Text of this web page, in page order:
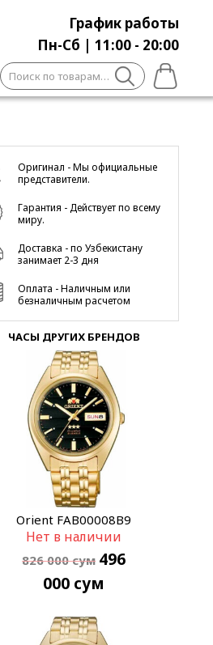
График работы
Пн-Сб | 11:00 - 20:00
Искать:
Оригинал - Мы официальные
представители.
Гарантия - Действует по всему
миру.
Доставка - по Узбекистану
занимает 2-3 дня
Оплата - Наличным или
безналичным расчетом
ЧАСЫ ДРУГИХ БРЕНДОВ
Orient FAB00008B9
Нет в наличии
826 000сум 496
000 сум